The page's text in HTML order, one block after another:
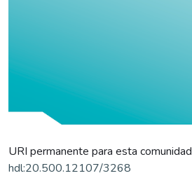
URI permanente para esta comunidad
hdl:20.500.12107/3268